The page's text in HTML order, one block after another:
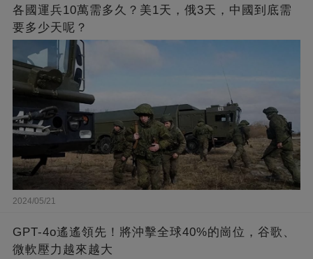
各國運兵10萬需多久？美1天，俄3天，中國到底需
要多少天呢？
2024/05/21
GPT-4o遙遙領先！將沖擊全球40%的崗位，谷歌、
微軟壓力越來越大